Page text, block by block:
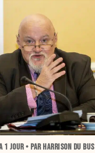
1 JOUR• PAR HARRISON DU BUS